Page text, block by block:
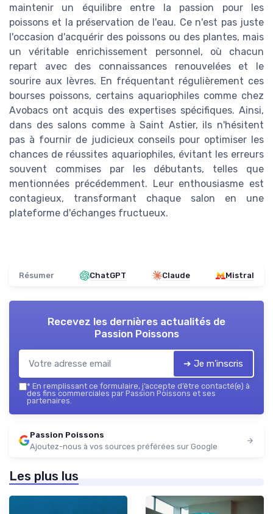
maintenir un équilibre entre la passion pour les
poissons et la préservation de l'eau. Ce n'est pas juste
l'occasion d'acquérir des poissons ou des plantes, mais
un véritable enrichissement personnel, où chacun
repart avec des connaissances renouvelées et le
sourire aux lèvres. En fréquentant régulièrement ces
bourses poissons, certains aquariophiles comme chez
Avobacs ont acquis des expertises spécifiques. Ainsi,
dans des salons comme à Saint Astier, ils n'hésitent
pas à fournir de judicieux conseils pour optimiser les
chances de réussites aquariophiles, évitant les erreurs
souvent commises par les débutants, telles que
mentionnées précédemment. Leur enthousiasme est
contagieux, transformant chaque salon en une
plateforme d'échanges fructueux.
Résumer ChatGPT Claude Mistral
Recevez les dernières actualités de
Passion Poissons
➔ Je m'inscris
* En remplissant ce formulaire, j’accepte d’être contacté(e) à
des fins commerciales par Passion Poissons et ses
partenaires.
Passion Poissons
Ajoutez-nous à vos sources préférées sur Google
Les plus lus